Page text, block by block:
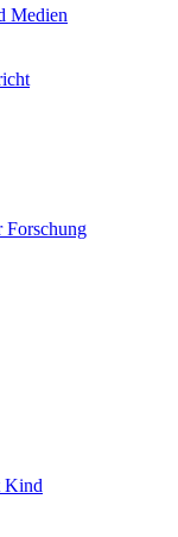
Medien
Forschung
Kind